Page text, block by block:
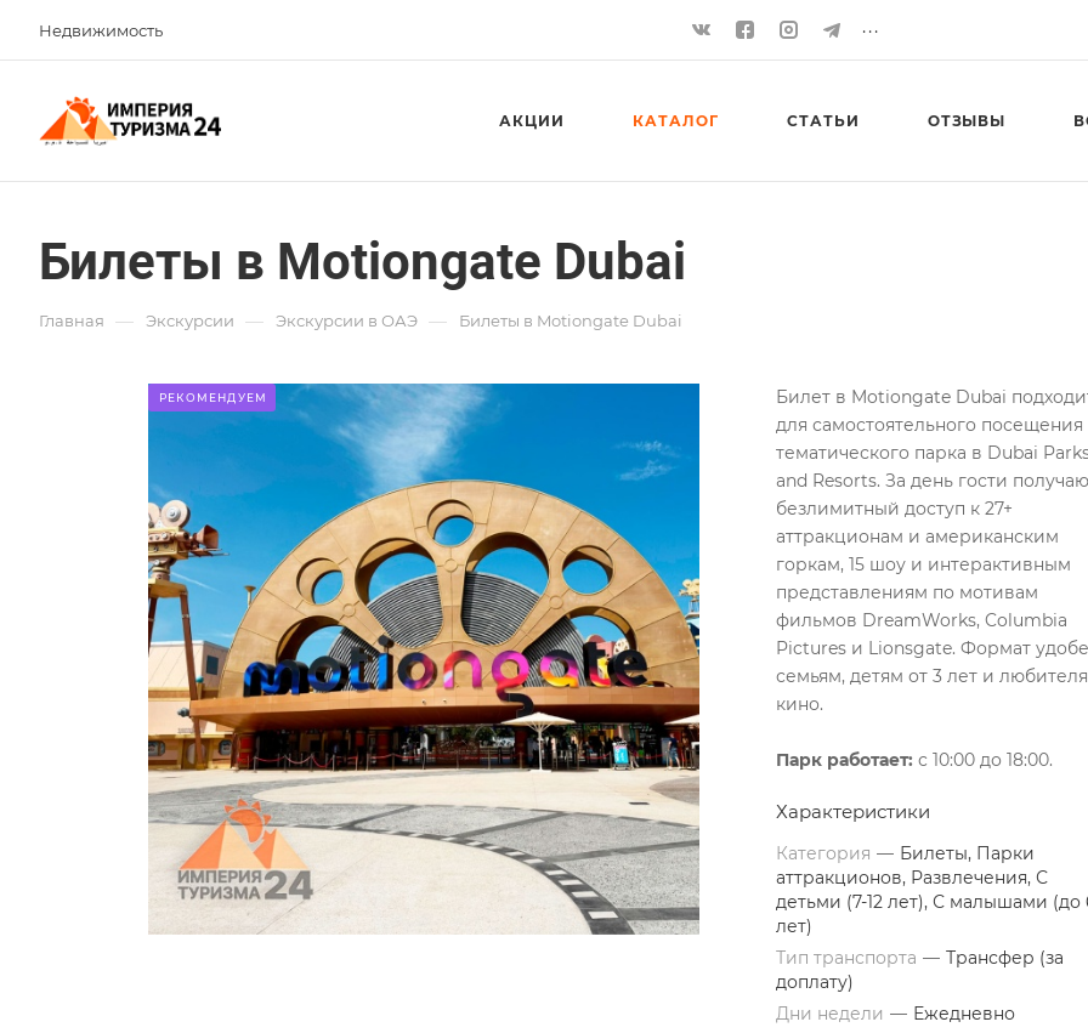
Недвижимость ...
АКЦИИ КАТАЛОГ СТАТЬИ ОТЗЫВЫ
Билеты в Motiongate Dubai
Главная — Экскурсии — Экскурсии в ОАЭ — Билеты в Motiongate Dubai
РЕКОМЕНДУЕМ
Билет в Motiongate Dubai
для самостоятельного посещения
тематического парка в Dubai
and Resorts. За день гости
безлимитный доступ к 27+
аттракционам и американским
горкам, 15 шоу и интерактивным
представлениям по мотивам
фильмов DreamWorks, Columbia
Pictures и Lionsgate. Формат
семьям, детям от 3 лет и
кино.
Парк работает: с 10:00 до 18:00.
Характеристики
Категория — Билеты, Парки
аттракционов, Развлечения, С
детьми (7-12 лет), С малышами (до
лет)
Тип транспорта — Трансфер (за
доплату)
Дни недели — Ежедневно